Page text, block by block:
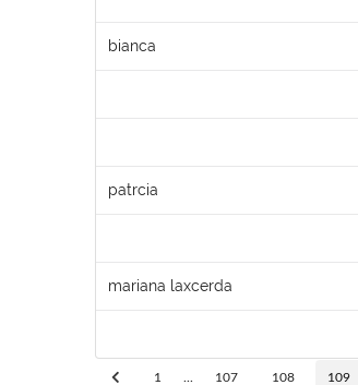
bianca
patrcia
mariana laxcerda
1 107 108 109